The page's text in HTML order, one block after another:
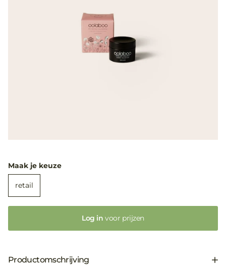
Maak je keuze
retail
Log invoor prijzen
Productomschrijving